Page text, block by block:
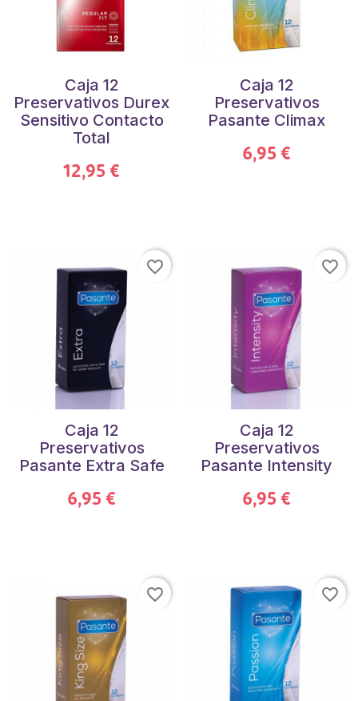
Caja 12
Preservativos Durex
Sensitivo Contacto
Total
12,95 €
Caja 12
Preservativos
Pasante Climax
6,95 €
Caja 12
Preservativos
Pasante Extra Safe
6,95 €
favorite_border
Caja 12
Preservativos
Pasante Intensity
6,95 €
favorite_border
favorite_border favorite_border